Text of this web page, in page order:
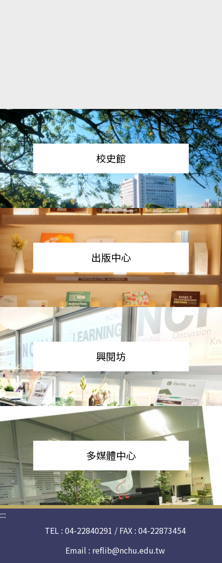
校史館
出版中心
興閱坊
多媒體中心
:::
TEL : 04-22840291 / FAX : 04-22873454
Email : reflib@nchu.edu.tw